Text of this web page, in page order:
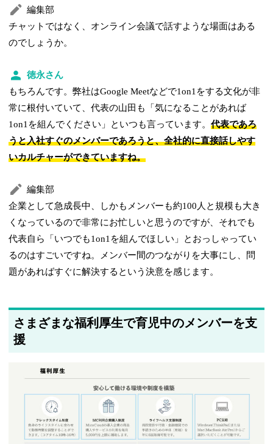
編集部
チャットではなく、オンライン会議で話すような場面はある
のでしょうか。
徳永さん
もちろんです。弊社はGoogle Meetなどで1on1をする文化が非
常に根付いていて、代表の山田も「気になることがあれば
1on1を組んでください」といつも言っています。代表であろ
うと入社すぐのメンバーであろうと、全社的に直接話しやす
いカルチャーができていますね。
編集部
企業として急成長中、しかもメンバーも約100人と規模も大き
くなっているので非常にお忙しいと思うのですが、それでも
代表自ら「いつでも1on1を組んでほしい」とおっしゃってい
るのはすごいですね。メンバー間のつながりを大事にし、問
題があればすぐに解決するという決意を感じます。
さまざまな福利厚生で育児中のメンバーを支
援